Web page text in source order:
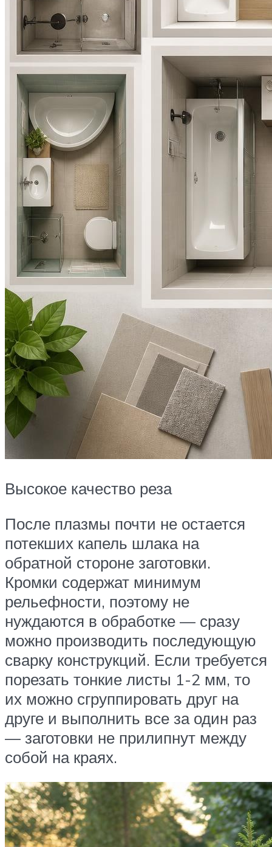
Высокое качество реза
После плазмы почти не остается
потекших капель шлака на
обратной стороне заготовки.
Кромки содержат минимум
рельефности, поэтому не
нуждаются в обработке — сразу
можно производить последующую
сварку конструкций. Если требуется
порезать тонкие листы 1-2 мм, то
их можно сгруппировать друг на
друге и выполнить все за один раз
— заготовки не прилипнут между
собой на краях.